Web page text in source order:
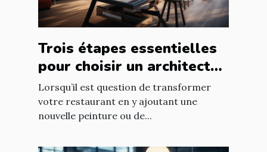
Trois étapes essentielles
pour choisir un architecte
d’intérieur
Lorsqu’il est question de transformer
votre restaurant en y ajoutant une
nouvelle peinture ou de...